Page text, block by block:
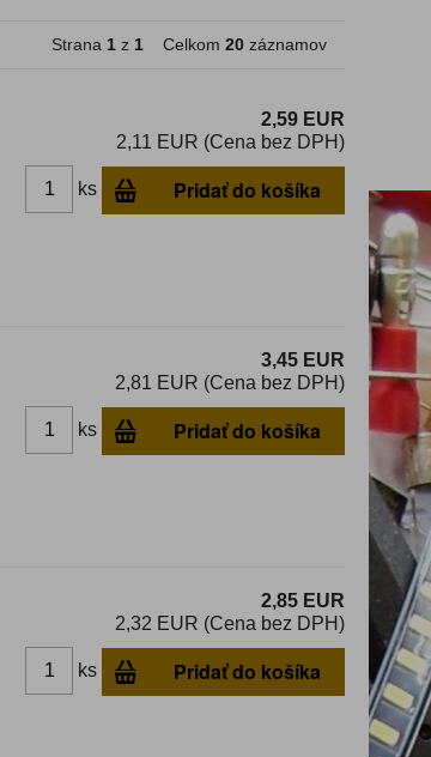
Strana 1 z 1 Celkom 20 záznamov
2,59 EUR
2,11 EUR (Cena bez DPH)
ks Pridať do košíka
3,45 EUR
2,81 EUR (Cena bez DPH)
ks Pridať do košíka
2,85 EUR
2,32 EUR (Cena bez DPH)
ks Pridať do košíka